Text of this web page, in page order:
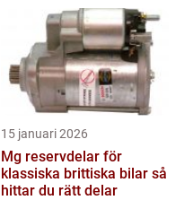
15 januari 2026
Mg reservdelar för
klassiska brittiska bilar så
hittar du rätt delar